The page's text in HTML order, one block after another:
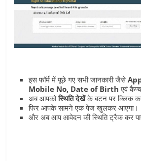
इस फॉर्म में पूछे गए सभी जानकारी जैसे
Mobile No, Date of Birth एवं
अब आपकोस्थिति देखेंके बटन पर क्लिक
फिर आपके सामने एक पेज खुलकर आएगा।
और अब आप आवेदन की स्थिति ट्रैक कर